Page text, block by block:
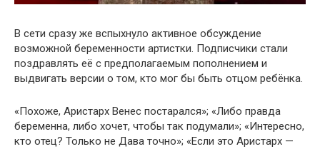
В сети сразу же вспыхнуло активное обсуждение
возможной беременности артистки. Подписчики стали
поздравлять её с предполагаемым пополнением и
выдвигать версии о том, кто мог бы быть отцом ребёнка.
«Похоже, Аристарх Венес постарался»; «Либо правда
беременна, либо хочет, чтобы так подумали»; «Интересно,
кто отец? Только не Дава точно»; «Если это Аристарх —